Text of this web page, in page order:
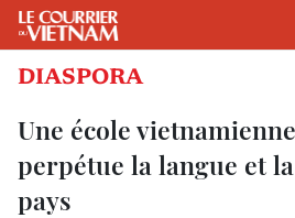
DIASPORA
Une école
perpétue la langue et
pays